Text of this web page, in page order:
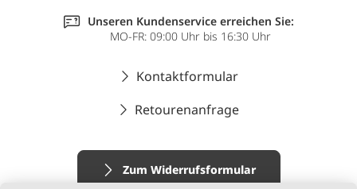
Unseren Kundenservice erreichen Sie:
MO-FR: 09:00 Uhr bis 16:30 Uhr
Kontaktformular
Retourenanfrage
Zum Widerrufsformular